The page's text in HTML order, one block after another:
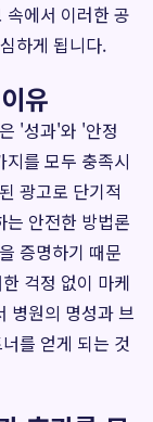
속에서 이러한 공
하게 됩니다.
유
'성과'와 '안정
지를 모두 충족시
광고로 단기적
는 안전한 방법론
증명하기 때문
걱정 없이 마케
병원의 명성과 브
를 얻게 되는 것